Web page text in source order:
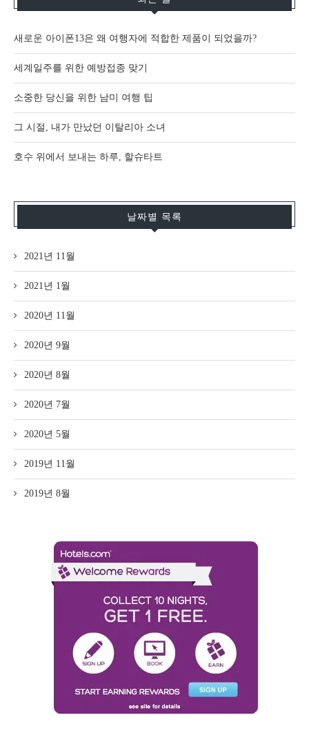
새로운 아이폰13은 왜 여행자에 적합한 제품이 되었을까?
세계일주를 위한 예방접종 맞기
소중한 당신을 위한 남미 여행 팁
그 시절, 내가 만났던 이탈리아 소녀
호수 위에서 보내는 하루, 할슈타트
날짜별 목록
2021년 11월
2021년 1월
2020년 11월
2020년 9월
2020년 8월
2020년 7월
2020년 5월
2019년 11월
2019년 8월